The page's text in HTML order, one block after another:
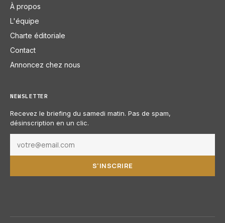
À propos
L'équipe
Charte éditoriale
Contact
Annoncez chez nous
NEWSLETTER
Recevez le briefing du samedi matin. Pas de spam,
désinscription en un clic.
S'INSCRIRE